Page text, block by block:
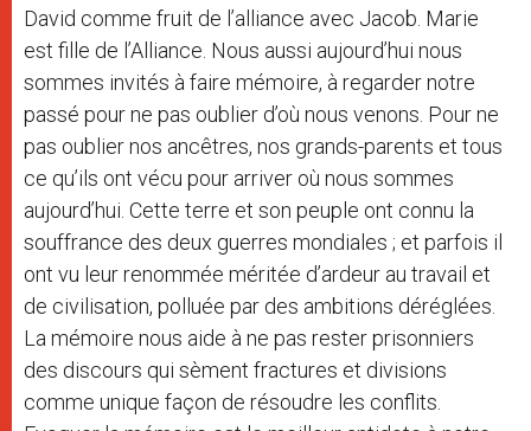
David comme fruit de l’alliance avec Jacob. Marie
est fille de l’Alliance. Nous aussi aujourd’hui nous
sommes invités à faire mémoire, à regarder notre
passé pour ne pas oublier d’où nous venons. Pour ne
pas oublier nos ancêtres, nos grands-parents et tous
ce qu’ils ont vécu pour arriver où nous sommes
aujourd’hui. Cette terre et son peuple ont connu la
souffrance des deux guerres mondiales ; et parfois il
ont vu leur renommée méritée d’ardeur au travail et
de civilisation, polluée par des ambitions déréglées.
La mémoire nous aide à ne pas rester prisonniers
des discours qui sèment fractures et divisions
comme unique façon de résoudre les conflits.